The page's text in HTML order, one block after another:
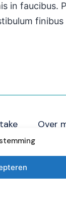
in faucibus.
Over